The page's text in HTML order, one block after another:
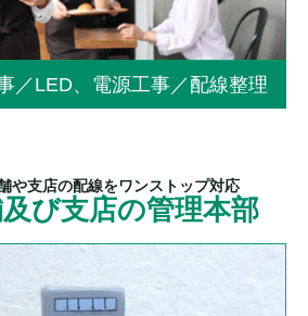
／LED、電源工事／配線整理
や支店の配線をワンストップ対応
び支店の管理本部